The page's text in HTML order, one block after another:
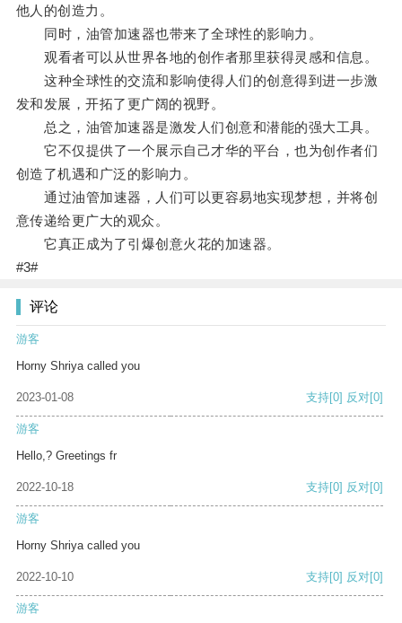
他人的创造力。
同时，油管加速器也带来了全球性的影响力。
观看者可以从世界各地的创作者那里获得灵感和信息。
这种全球性的交流和影响使得人们的创意得到进一步激
发和发展，开拓了更广阔的视野。
总之，油管加速器是激发人们创意和潜能的强大工具。
它不仅提供了一个展示自己才华的平台，也为创作者们
创造了机遇和广泛的影响力。
通过油管加速器，人们可以更容易地实现梦想，并将创
意传递给更广大的观众。
它真正成为了引爆创意火花的加速器。
#3#
评论
游客
Horny Shriya called you
2023-01-08 支持[0] 反对[0]
游客
Hello,? Greetings fr
2022-10-18 支持[0] 反对[0]
游客
Horny Shriya called you
2022-10-10 支持[0] 反对[0]
游客